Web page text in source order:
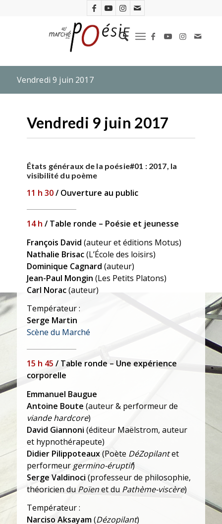
Vendredi 9 juin 2017
Vendredi 9 juin 2017
États généraux de la poésie#01 : 2017, la
visibilité du poème
11 h 30/ Ouverture au public
14 h / Table ronde – Poésie et jeunesse
François David (auteur et éditions Motus)
Nathalie Brisac(L’École des loisirs)
Dominique Cagnard (auteur)
Jean-Paul Mongin (Les Petits Platons)
Carl Norac(auteur)
Températeur :
Serge Martin
Scène du Marché
15 h 45 / Table ronde – Une expérience
corporelle
Emmanuel Baugue
Antoine Boute (auteur & performeur de
viande hardcore)
David Giannoni (éditeur Maëlstrom, auteur
et hypnothérapeute)
Didier Pilippoteaux(Poète DéZopilantet
performeur germino-éruptif)
Serge Valdinoci (professeur de philosophie,
théoricien du Poïenet du Pathème-viscère)
Températeur :
Narciso Aksayam(Dézopilant)